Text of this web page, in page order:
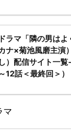
ドラマ「隣の男は
ナ×菊池風磨主演
し）配信サイト一
～12話＜最終回＞）
マ